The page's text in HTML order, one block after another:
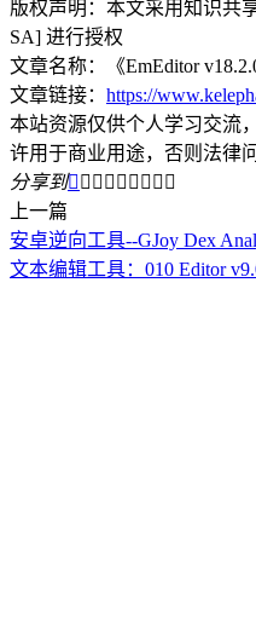
版权声明：本文采用知识共
SA] 进行授权
文章名称：《EmEditor
文章链接： https://
本站资源仅供个人学习交流
许用于商业用途，否则法律
分享到        
上一篇
安卓逆向工具--GJoy Dex
文本编辑工具：010 Editor